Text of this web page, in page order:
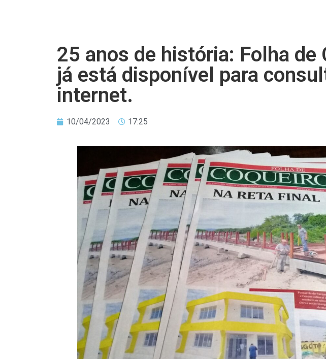
25 anos de história: Folha de
já está disponível para
internet.
10/04/2023 17:25